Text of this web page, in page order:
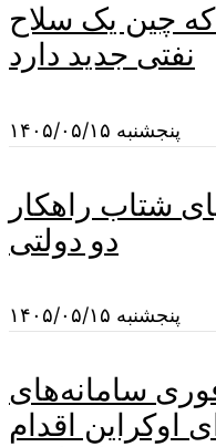
چین یک سلاح
نفتی جدید دارد
پنجشنبه ۱۴۰۵/۰۵/۱۵
شتاب راهکار
دو دولتی
پنجشنبه ۱۴۰۵/۰۵/۱۵
سامانه‌های
اوکراین اقدام